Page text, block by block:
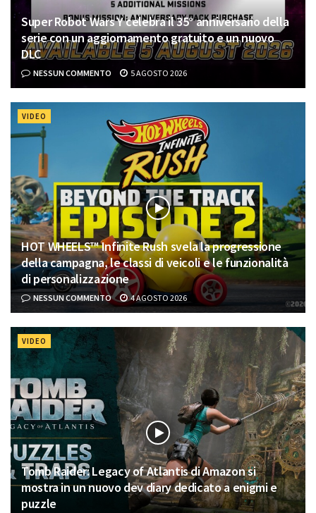
Super Robot Wars Y celebra il 35° anniversario della
serie con un aggiornamento gratuito e un nuovo
DLC
NESSUN COMMENTO 5 AGOSTO 2026
VIDEO
HOT WHEELS™ Infinite Rush svela la progressione
della campagna, le classi di veicoli e le funzionalità
di personalizzazione
NESSUN COMMENTO 4 AGOSTO 2026
VIDEO
Tomb Raider: Legacy of Atlantis di Amazon si
mostra in un nuovo dev diary dedicato a enigmi e
puzzle